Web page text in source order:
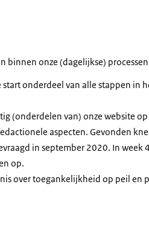
binnen onze (dagelijkse)
onderdeel van alle stappen in
(onderdelen van) onze website
aspecten. Gevonden
in september 2020. In week
op.
over toegankelijkheid op peil en